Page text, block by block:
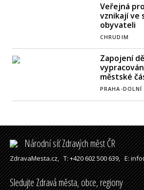
Veřejná
vznikají ve
obyvateli
CHRUDIM
Zapojení
městské
PRAHA-DOLNÍ
Národní síť Zdravých měst ČR
ZdravaMesta.cz,T: +420 602 500 639,E:
Sledujte Zdravá města, obce, regiony